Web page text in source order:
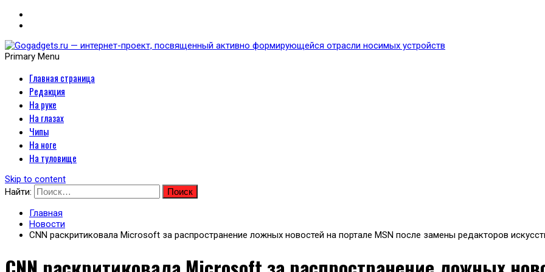
Gogadgets.ru — интернет-проект, посвященный
носимых устройств
Primary Menu
Главная страница
Редакция
На руке
На глазах
Чипы
На ноге
На туловище
Skip to content
Найти:
Главная
Новости
CNN раскритиковала Microsoft за распространение ложных новостей на портале MSN после замены редакторов